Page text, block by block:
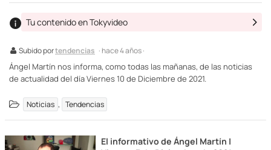
Subido portendencias · hace 4 años ·
Tu contenido en Tokyvideo
Ángel Martín nos informa, como todas las mañanas, de las noticias
de actualidad del día Viernes 10 de Diciembre de 2021.
Noticias , Tendencias
El informativo de Ángel Martín |